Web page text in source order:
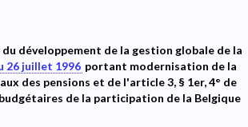
développement de la gestion globale de la
26 juillet 1996 portant modernisation de la
des pensions et de l'article 3, § 1er, 4° de
de la participation de la Belgique